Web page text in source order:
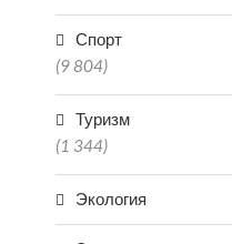
Спорт
(9 804)
Туризм
(1 344)
Экология